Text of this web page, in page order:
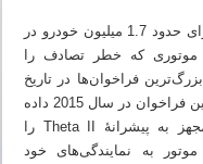
هیوندای و کیا طی سال‌های 2015 و 2017 برای حدود 1.7 میلیون خودرو در
موتوری که خطر تصادف را
فراخوان‌ها در تاریخ
هیوندای و برادرش کیا محسوب می‌شود. اولین فراخوان در سال 2015 داده
شد و هیوندای تعداد 470 هزار خودروی مجهز به پیشرانهٔ Theta II را
به نمایندگی‌های خود